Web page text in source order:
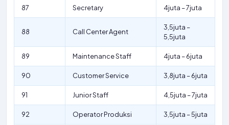
87 Secretary 4juta – 7juta
88 Call Center Agent
3,5juta –
5,5juta
89 Maintenance Staff 4juta – 6juta
90 Customer Service 3,8juta – 6juta
91 Junior Staff 4,5juta – 7juta
92 Operator Produksi 3,5juta – 5juta